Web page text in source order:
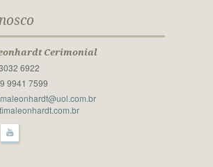
Cerimonial
6922
9941 7599
y